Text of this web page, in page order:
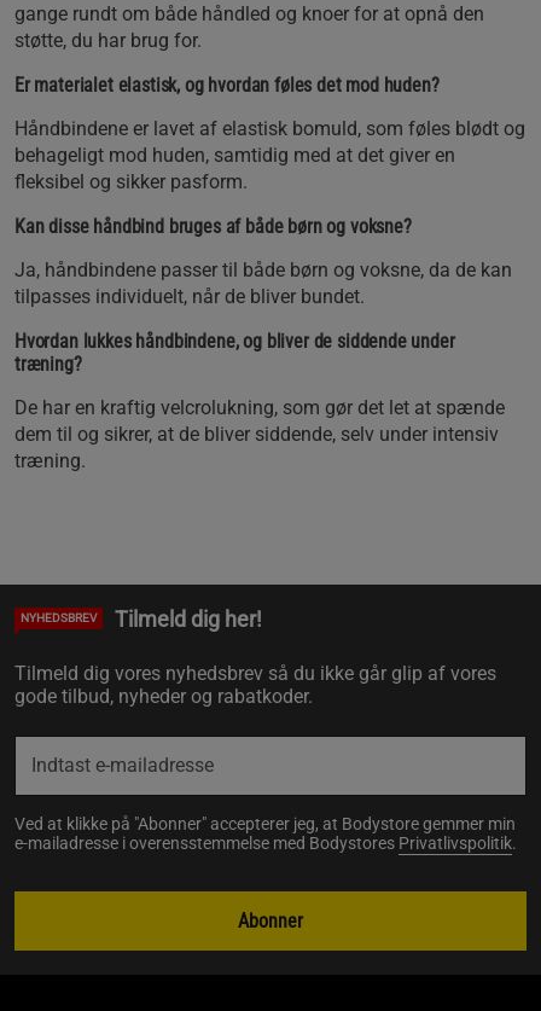
gange rundt om både håndled og knoer for at opnå den
støtte, du har brug for.
Er materialet elastisk, og hvordan føles det mod huden?
Håndbindene er lavet af elastisk bomuld, som føles blødt og
behageligt mod huden, samtidig med at det giver en
fleksibel og sikker pasform.
Kan disse håndbind bruges af både børn og voksne?
Ja, håndbindene passer til både børn og voksne, da de kan
tilpasses individuelt, når de bliver bundet.
Hvordan lukkes håndbindene, og bliver de siddende under
træning?
De har en kraftig velcrolukning, som gør det let at spænde
dem til og sikrer, at de bliver siddende, selv under intensiv
træning.
NYHEDSBREV Tilmeld dig her!
Tilmeld dig vores nyhedsbrev så du ikke går glip af vores
gode tilbud, nyheder og rabatkoder.
Ved at klikke på "Abonner" accepterer jeg, at Bodystore gemmer min
e-mailadresse i overensstemmelse med Bodystores Privatlivspolitik.
Abonner